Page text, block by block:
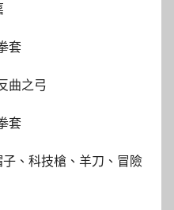
套
曲之弓
套
、科技槍、羊刀、冒險